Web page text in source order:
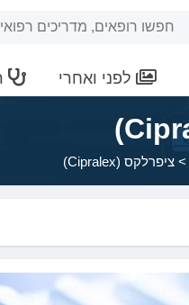
חיפוש
לפני ואחרי
> ציפרלקס (Cipralex)